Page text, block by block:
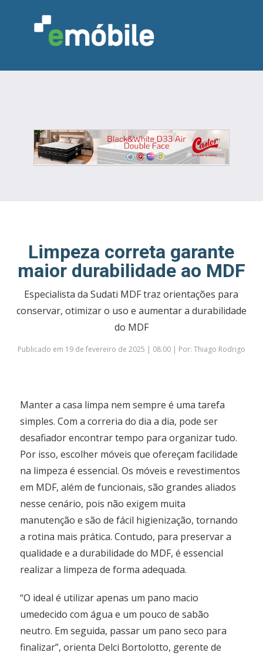
INDÚSTRIA MARCENARIA
DESIGN & DECORAÇÃO
INDICADORES
FEIRAS NOTÍCIAS
Limpeza correta garante
maior durabilidade ao MDF
Especialista da Sudati MDF traz orientações para
conservar, otimizar o uso e aumentar a durabilidade
do MDF
Publicado em 19 de fevereiro de 2025 | 08:00 | Por: Thiago Rodrigo
Manter a casa limpa nem sempre é uma tarefa
simples. Com a correria do dia a dia, pode ser
desafiador encontrar tempo para organizar tudo.
Por isso, escolher móveis que ofereçam facilidade
na limpeza é essencial. Os móveis e revestimentos
em MDF, além de funcionais, são grandes aliados
nesse cenário, pois não exigem muita
manutenção e são de fácil higienização, tornando
a rotina mais prática. Contudo, para preservar a
qualidade e a durabilidade do MDF, é essencial
realizar a limpeza de forma adequada.
“O ideal é utilizar apenas um pano macio
umedecido com água e um pouco de sabão
neutro. Em seguida, passar um pano seco para
finalizar”, orienta Delci Bortolotto, gerente de